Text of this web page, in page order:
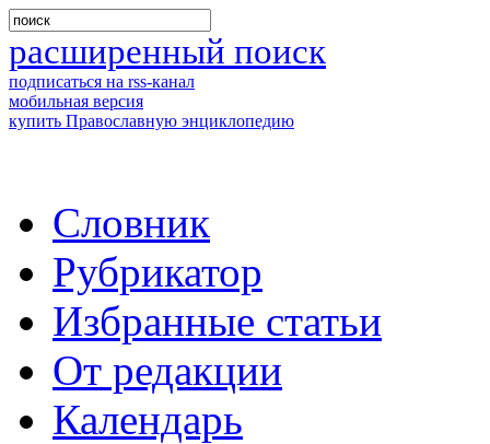
расширенный поиск
подписаться на rss-канал
мобильная версия
купить Православную энциклопедию
Словник
Рубрикатор
Избранные статьи
От редакции
Календарь